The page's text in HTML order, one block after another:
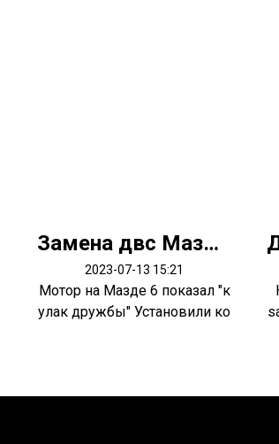
Замена двс Мазда 6
2023-07-13 15:21
Мотор на Мазде 6 показал "к
улак дружбы" Установили ко